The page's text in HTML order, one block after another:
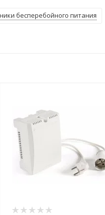
бесперебойного питания